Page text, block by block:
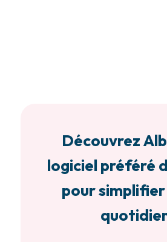
Découvrez
logiciel préféré
pour